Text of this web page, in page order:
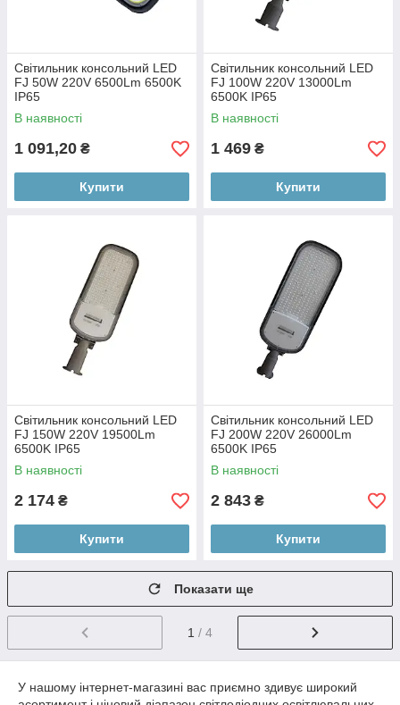
Світильник консольний LED
FJ 50W 220V 6500Lm 6500K
IP65
В наявності
1 091,20 ₴
Купити
Світильник консольний LED
FJ 100W 220V 13000Lm
6500K IP65
В наявності
1 469 ₴
Купити
Світильник консольний LED
FJ 150W 220V 19500Lm
6500K IP65
В наявності
2 174 ₴
Купити
Світильник консольний LED
FJ 200W 220V 26000Lm
6500K IP65
В наявності
2 843 ₴
Купити
Показати ще
1 / 4
У нашому інтернет-магазині вас приємно здивує широкий